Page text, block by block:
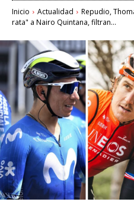
Inicio Actualidad
Repudio,
rata" a Nairo Quintana, filtran...